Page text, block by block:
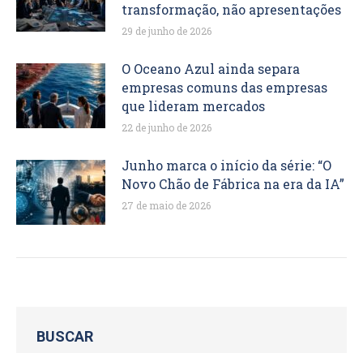
transformação, não apresentações
29 de junho de 2026
O Oceano Azul ainda separa
empresas comuns das empresas
que lideram mercados
22 de junho de 2026
Junho marca o início da série: “O
Novo Chão de Fábrica na era da IA”
27 de maio de 2026
BUSCAR